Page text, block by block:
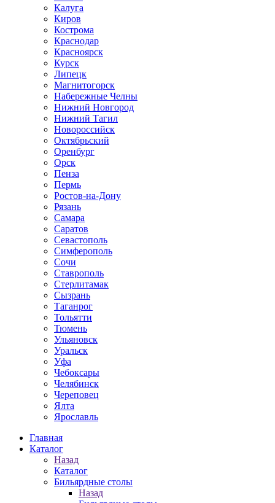
Калуга
Киров
Кострома
Краснодар
Красноярск
Курск
Липецк
Магнитогорск
Набережные Челны
Нижний Новгород
Нижний Тагил
Новороссийск
Октябрьский
Оренбург
Орск
Пенза
Пермь
Ростов-на-Дону
Рязань
Самара
Саратов
Севастополь
Симферополь
Сочи
Ставрополь
Стерлитамак
Сызрань
Таганрог
Тольятти
Тюмень
Ульяновск
Уральск
Уфа
Чебоксары
Челябинск
Череповец
Ялта
Ярославль
Главная
Каталог
Назад
Каталог
Бильярдные столы
Назад